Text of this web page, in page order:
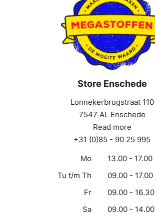
Store Enschede
Lonnekerbrugstraat 110
7547 AL Enschede
Read more
+31 (0)85 - 90 25 995
Mo
13.00 - 17.00
Tu t/m Th
09.00 - 17.00
Fr
09.00 - 16.30
Sa
09.00 - 14.00